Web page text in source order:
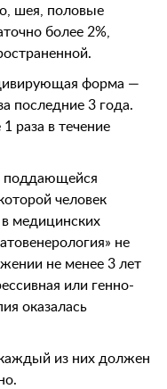
шея, половые
более 2%,
форма —
последние 3 года.
раза в течение
поддающейся
человек
медицинских
не
не менее 3 лет
или генно-
оказалась
из них должен